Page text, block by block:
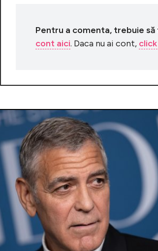
Pentru a comenta, trebuie să
cont aici. Daca nu ai cont,